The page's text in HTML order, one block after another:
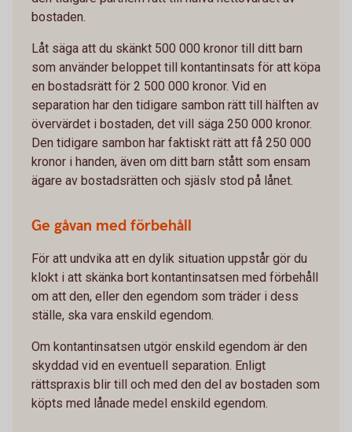
bostaden.
Låt säga att du skänkt 500 000 kronor till ditt barn
som använder beloppet till kontantinsats för att köpa
en bostadsrätt för 2 500 000 kronor. Vid en
separation har den tidigare sambon rätt till hälften av
övervärdet i bostaden, det vill säga 250 000 kronor.
Den tidigare sambon har faktiskt rätt att få 250 000
kronor i handen, även om ditt barn stått som ensam
ägare av bostadsrätten och sjäslv stod på lånet.
Ge gåvan med förbehåll
För att undvika att en dylik situation uppstår gör du
klokt i att skänka bort kontantinsatsen med förbehåll
om att den, eller den egendom som träder i dess
ställe, ska vara enskild egendom.
Om kontantinsatsen utgör enskild egendom är den
skyddad vid en eventuell separation. Enligt
rättspraxis blir till och med den del av bostaden som
köpts med lånade medel enskild egendom.